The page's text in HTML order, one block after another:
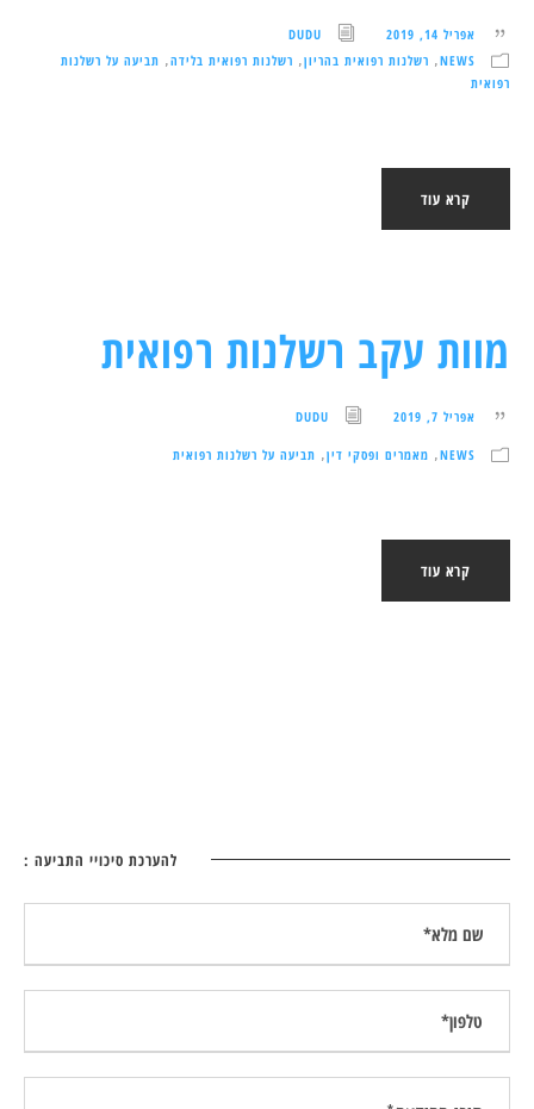
אפריל 14, 2019
DUDU
NEWS
, רשלנות רפואית בהריון, רשלנות רפואית בלידה, תביעה על רשלנות
רפואית
קרא עוד
מוות עקב רשלנות רפואית
אפריל 7, 2019 DUDU
NEWS
, מאמרים ופסקי דין, תביעה על רשלנות רפואית
קרא עוד
להערכת סיכויי התביעה :